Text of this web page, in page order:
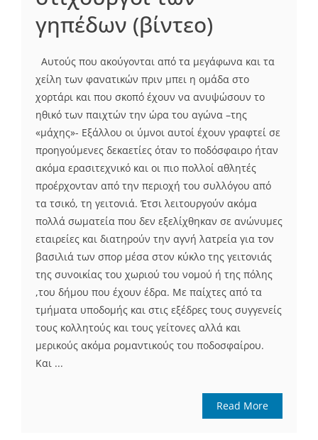
γηπέδων (βίντεο)
Αυτούς που ακούγονται από τα μεγάφωνα και τα
χείλη των φανατικών πριν μπει η ομάδα στο
χορτάρι και που σκοπό έχουν να ανυψώσουν το
ηθικό των παιχτών την ώρα του αγώνα –της
«μάχης»- Εξάλλου οι ύμνοι αυτοί έχουν γραφτεί σε
προηγούμενες δεκαετίες όταν το ποδόσφαιρο ήταν
ακόμα ερασιτεχνικό και οι πιο πολλοί αθλητές
προέρχονταν από την περιοχή του συλλόγου από
τα τσικό, τη γειτονιά. Έτσι λειτουργούν ακόμα
πολλά σωματεία που δεν εξελίχθηκαν σε ανώνυμες
εταιρείες και διατηρούν την αγνή λατρεία για τον
βασιλιά των σπορ μέσα στον κύκλο της γειτονιάς
της συνοικίας του χωριού του νομού ή της πόλης
,του δήμου που έχουν έδρα. Με παίχτες από τα
τμήματα υποδομής και στις εξέδρες τους συγγενείς
τους κολλητούς και τους γείτονες αλλά και
μερικούς ακόμα ρομαντικούς του ποδοσφαίρου.
Και ...
Read More